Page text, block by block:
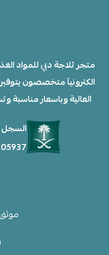
متجر ثلاجة دبي للمواد
الكترونيآ متخصصون
العالية وباسعار
السجل